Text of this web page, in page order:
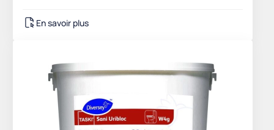
En savoir plus